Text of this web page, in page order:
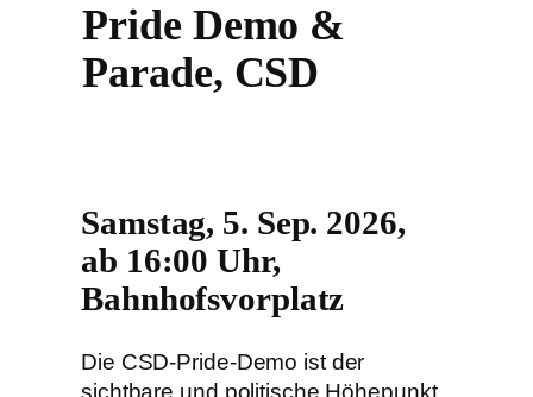
Pride Demo &
Parade, CSD
Samstag, 5. Sep. 2026,
ab 16:00 Uhr,
Bahnhofsvorplatz
Die CSD-Pride-Demo ist der
sichtbare und politische Höhepunkt